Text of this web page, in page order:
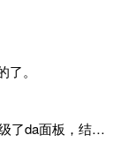
了。
是的证书过期了，原因是我12月份升级了da面板，结果后台证书就不更新了，目前还在排查问题。切换PHP版本现在没有了，因为DA新版不支持。